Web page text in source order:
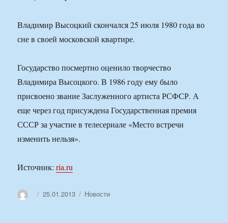
Владимир Высоцкий скончался 25 июля 1980 года во
сне в своей московской квартире.
Государство посмертно оценило творчество
Владимира Высоцкого. В 1986 году ему было
присвоено звание Заслуженного артиста РСФСР. А
еще через год присуждена Государственная премия
СССР за участие в телесериале «Место встречи
изменить нельзя».
Источник:ria.ru
АвторОпубликовано
25.01.2013 Рубрики
Новости